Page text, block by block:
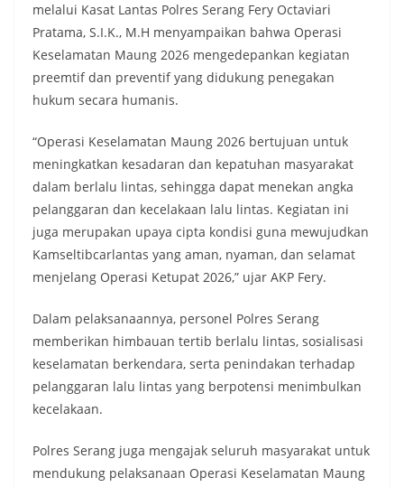
melalui Kasat Lantas Polres Serang Fery Octaviari
Pratama, S.I.K., M.H menyampaikan bahwa Operasi
Keselamatan Maung 2026 mengedepankan kegiatan
preemtif dan preventif yang didukung penegakan
hukum secara humanis.
“Operasi Keselamatan Maung 2026 bertujuan untuk
meningkatkan kesadaran dan kepatuhan masyarakat
dalam berlalu lintas, sehingga dapat menekan angka
pelanggaran dan kecelakaan lalu lintas. Kegiatan ini
juga merupakan upaya cipta kondisi guna mewujudkan
Kamseltibcarlantas yang aman, nyaman, dan selamat
menjelang Operasi Ketupat 2026,” ujar AKP Fery.
Dalam pelaksanaannya, personel Polres Serang
memberikan himbauan tertib berlalu lintas, sosialisasi
keselamatan berkendara, serta penindakan terhadap
pelanggaran lalu lintas yang berpotensi menimbulkan
kecelakaan.
Polres Serang juga mengajak seluruh masyarakat untuk
mendukung pelaksanaan Operasi Keselamatan Maung